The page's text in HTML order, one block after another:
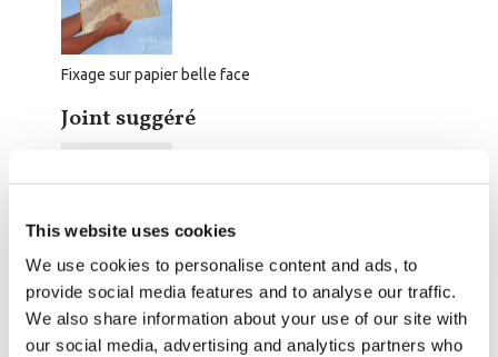
This website uses cookies
We use cookies to personalise content and ads, to
provide social media features and to analyse our traffic.
We also share information about your use of our site with
our social media, advertising and analytics partners who
Fixage sur papier belle face
Joint suggéré
Nero Grafite 140
Prix 2.5kg:
Prix 5kg:
Consommation m
: 1,5 kg/m